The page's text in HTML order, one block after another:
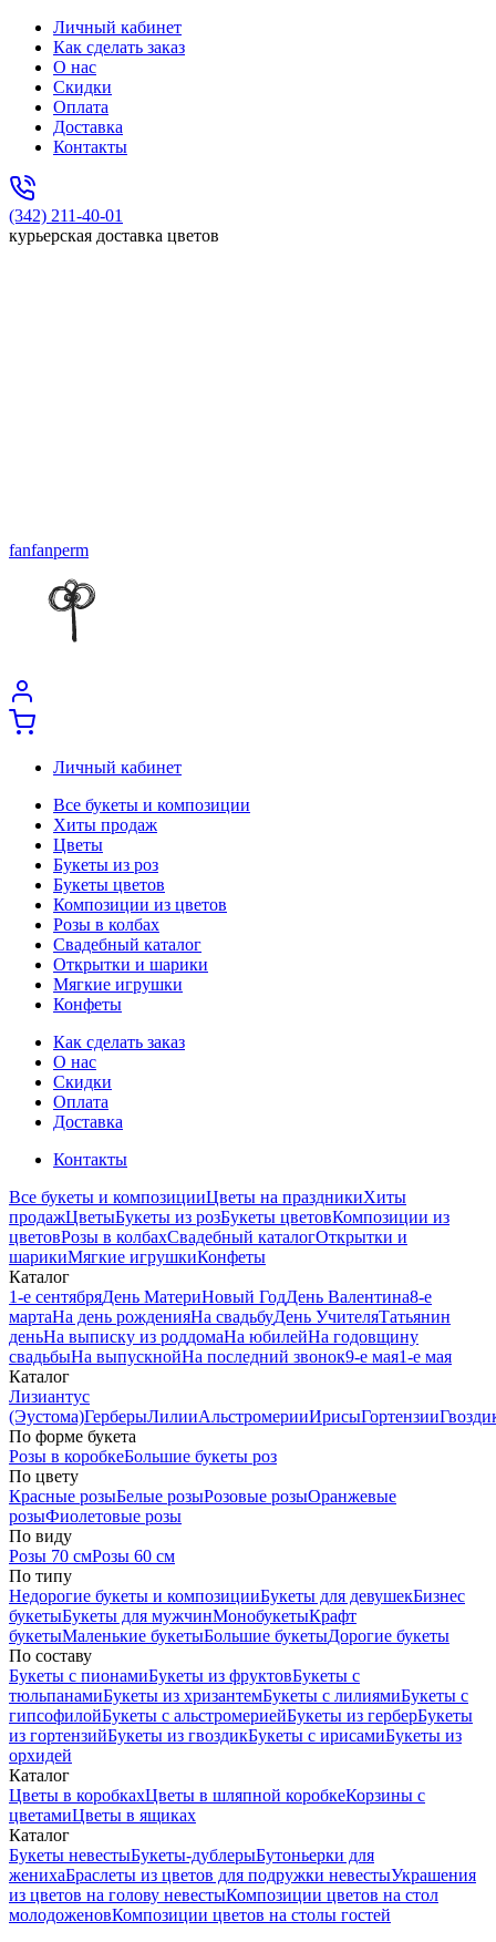
Личный кабинет
Как сделать заказ
О нас
Скидки
Оплата
Доставка
Контакты
(342) 211-40-01
курьерская доставка цветов
fanfanperm
Личный кабинет
Все букеты и композиции
Хиты продаж
Цветы
Букеты из роз
Букеты цветов
Композиции из цветов
Розы в колбах
Свадебный каталог
Открытки и шарики
Мягкие игрушки
Конфеты
Как сделать заказ
О нас
Скидки
Оплата
Доставка
Контакты
Все букеты и композицииЦветы на праздникиХиты
продажЦветыБукеты из розБукеты цветовКомпозиции из
цветовРозы в колбахСвадебный каталогОткрытки и
шарикиМягкие игрушкиКонфеты
Каталог
1-е сентябряДень МатериНовый ГодДень Валентина8-е
мартаНа день рожденияНа свадьбуДень УчителяТатьянин
деньНа выписку из роддомаНа юбилейНа годовщину
свадьбыНа выпускнойНа последний звонок9-е мая1-е мая
Каталог
Лизиантус
(Эустома)ГерберыЛилииАльстромерииИрисыГортензии
По форме букета
Розы в коробкеБольшие букеты роз
По цвету
Красные розыБелые розыРозовые розыОранжевые
розыФиолетовые розы
По виду
Розы 70 смРозы 60 см
По типу
Недорогие букеты и композицииБукеты для девушекБизнес
букетыБукеты для мужчинМонобукетыКрафт
букетыМаленькие букетыБольшие букетыДорогие букеты
По составу
Букеты с пионамиБукеты из фруктовБукеты с
тюльпанамиБукеты из хризантемБукеты с лилиямиБукеты с
гипсофилойБукеты с альстромериейБукеты из герберБукеты
из гортензийБукеты из гвоздикБукеты с ирисамиБукеты из
орхидей
Каталог
Цветы в коробкахЦветы в шляпной коробкеКорзины с
цветамиЦветы в ящиках
Каталог
Букеты невестыБукеты-дублерыБутоньерки для
женихаБраслеты из цветов для подружки невестыУкрашения
из цветов на голову невестыКомпозиции цветов на стол
молодоженовКомпозиции цветов на столы гостей